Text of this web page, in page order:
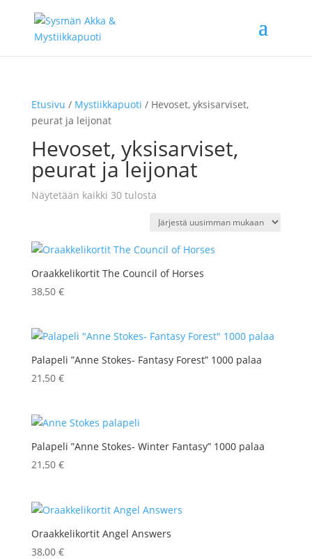
Etusivu / Mystiikkapuoti / Hevoset, yksisarviset,
peurat ja leijonat
Hevoset, yksisarviset,
peurat ja leijonat
Näytetään kaikki 30 tulostaSorted
latest
Oraakkelikortit The Council of Horses
38,50 €
Palapeli ”Anne Stokes- Fantasy Forest” 1000 palaa
21,50 €
Palapeli ”Anne Stokes- Winter Fantasy” 1000 palaa
21,50 €
Oraakkelikortit Angel Answers
38,00 €